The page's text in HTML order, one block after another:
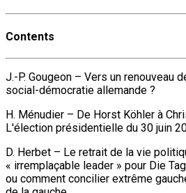
Contents
J.-P. Gougeon – Vers un renouveau
social-démocratie allemande ?
H. Ménudier – De Horst Köhler à
L'élection présidentielle du 30 juin
D. Herbet – Le retrait de la vie
« irremplaçable leader » pour Die
ou comment concilier extrême